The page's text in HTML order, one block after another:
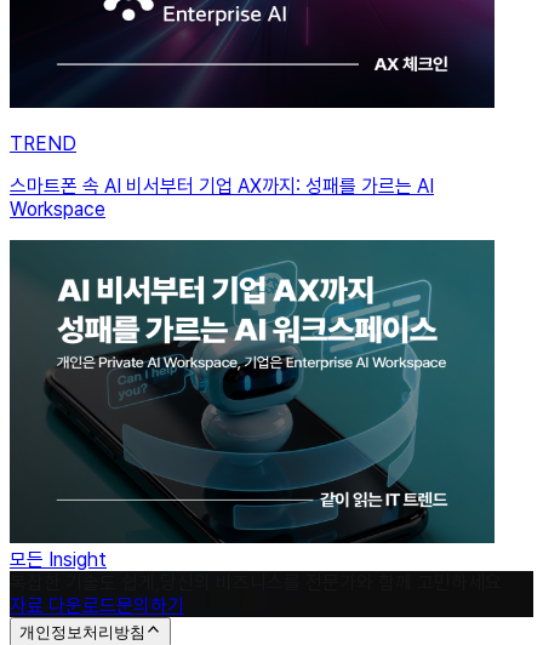
TREND
스마트폰 속 AI 비서부터 기업 AX까지: 성패를 가르는 AI
Workspace
모든 Insight
자료 다운로드문의하기
개인정보처리방침